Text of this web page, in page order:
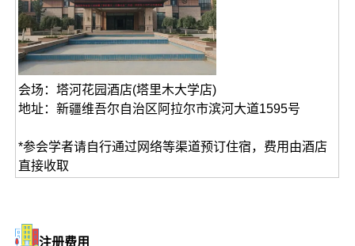
会场：塔河花园酒店(塔里木大学店)
地址：新疆维吾尔自治区阿拉尔市滨河大道1595号
*参会学者请自行通过网络等渠道预订住宿，费用由酒店
直接收取
注册费用